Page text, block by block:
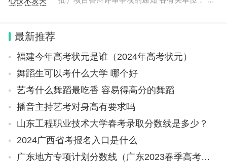
最新推荐
福建今年高考状元是谁（2024年高考状元）
舞蹈生可以考什么大学 哪个好
艺考什么舞蹈最吃香 容易得高分的舞蹈
播音主持艺考对身高有要求吗
山东工程职业技术大学春考录取分数线是多少？
2024广西省考报名入口是什么
广东地方专项计划分数线（广东2023春季高考补录分数线）